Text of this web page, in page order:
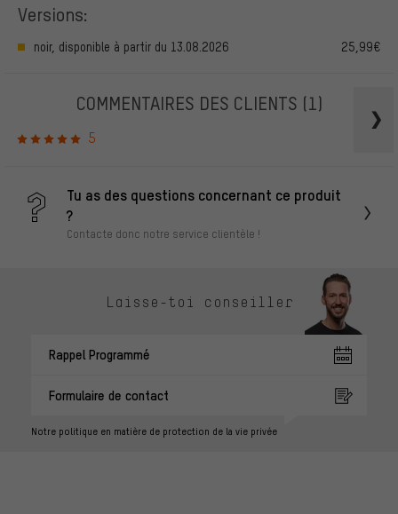
Versions:
noir, disponible à partir du 13.08.2026 25,99€
COMMENTAIRES DES CLIENTS (1)
5
Tu as des questions concernant ce produit
?
Contacte donc notre service clientèle !
Laisse-toi conseiller
Rappel Programmé
Formulaire de contact
Notre politique en matière de protection de la vie privée